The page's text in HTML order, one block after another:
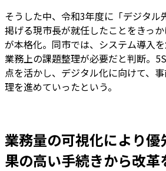
そうした中、令和3年度に「デジタル
掲げる現市長が就任したことをきっ
が本格化。同市では、システム導入
業務上の課題整理が必要だと判断。
点を活かし、デジタル化に向けて、
理を進めていったという。
業務量の可視化により優
果の高い手続きから改革